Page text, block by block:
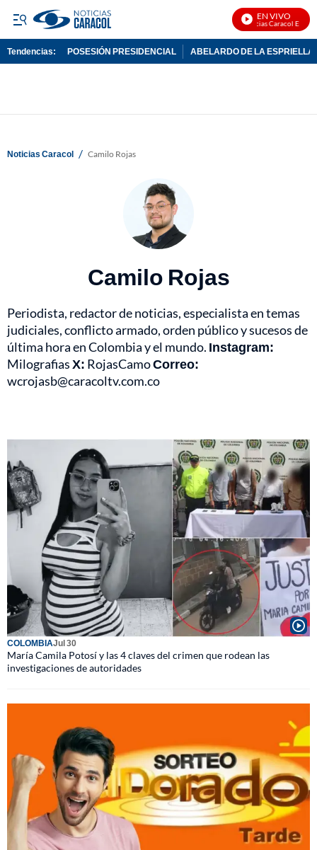
EN VIVO
Noticias Caracol En Vivo
Tendencias: POSESIÓN PRESIDENCIAL ABELARDO DE LA ESPRIELLA
Noticias Caracol / Camilo Rojas
Camilo Rojas
Periodista, redactor de noticias, especialista en temas
judiciales, conflicto armado, orden público y sucesos de
última hora en Colombia y el mundo. Instagram:
MilografiasX: RojasCamoCorreo:
wcrojasb@caracoltv.com.co
COLOMBIAJul 30
María Camila Potosí y las 4 claves del crimen que rodean las
investigaciones de autoridades